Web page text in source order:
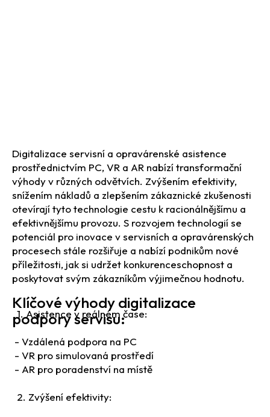
Digitalizace servisní a opravárenské asistence
prostřednictvím PC, VR a AR nabízí transformační
výhody v různých odvětvích. Zvýšením efektivity,
snížením nákladů a zlepšením zákaznické zkušenosti
otevírají tyto technologie cestu k racionálnějšímu a
efektivnějšímu provozu. S rozvojem technologií se
potenciál pro inovace v servisních a opravárenských
procesech stále rozšiřuje a nabízí podnikům nové
příležitosti, jak si udržet konkurenceschopnost a
poskytovat svým zákazníkům výjimečnou hodnotu.
Klíčové výhody digitalizace
podpory servisu:
1. Asistence v reálném čase:
- Vzdálená podpora na PC
- VR pro simulovaná prostředí
- AR pro poradenství na místě
2. Zvýšení efektivity: